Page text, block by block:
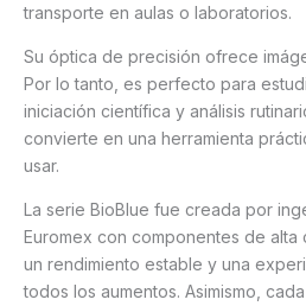
transporte en aulas o laboratorios.
Su óptica de precisión ofrece
Por lo tanto, es perfecto para
iniciación científica y análisis
convierte en una herramienta
usar.
La serie BioBlue fue creada por
Euromex con componentes de alta
un rendimiento estable y una
todos los aumentos. Asimismo,